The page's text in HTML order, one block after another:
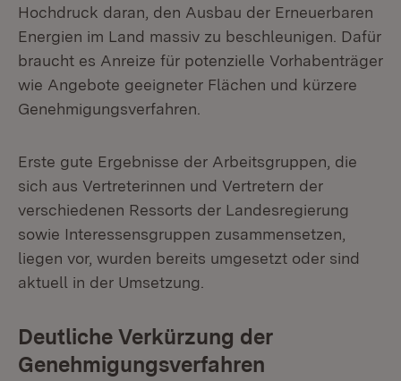
Hochdruck daran, den Ausbau der Erneuerbaren
Energien im Land massiv zu beschleunigen. Dafür
braucht es Anreize für potenzielle Vorhabenträger
wie Angebote geeigneter Flächen und kürzere
Genehmigungsverfahren.
Erste gute Ergebnisse der Arbeitsgruppen, die
sich aus Vertreterinnen und Vertretern der
verschiedenen Ressorts der Landesregierung
sowie Interessensgruppen zusammensetzen,
liegen vor, wurden bereits umgesetzt oder sind
aktuell in der Umsetzung.
Deutliche Verkürzung der
Genehmigungsverfahren